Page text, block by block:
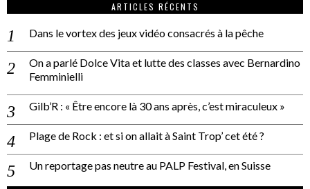
ARTICLES RÉCENTS
Dans le vortex des jeux vidéo consacrés à la pêche
On a parlé Dolce Vita et lutte des classes avec Bernardino
Femminielli
Gilb’R : « Être encore là 30 ans après, c’est miraculeux »
Plage de Rock : et si on allait à Saint Trop’ cet été ?
Un reportage pas neutre au PALP Festival, en Suisse